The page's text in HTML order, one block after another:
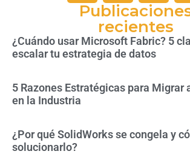
recientes
¿Cuándo usar Microsoft Fabric? 5
escalar tu estrategia de datos
5 Razones Estratégicas para Migrar
en la Industria
¿Por qué SolidWorks se congela y
solucionarlo?